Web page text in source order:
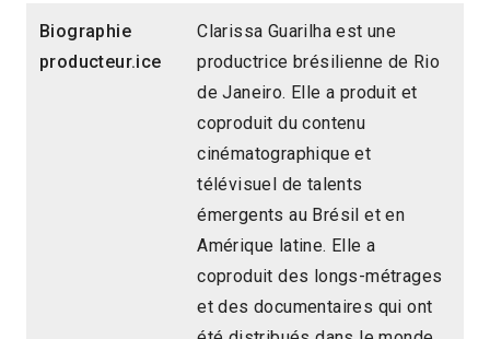
Biographie
producteur.ice
Clarissa Guarilha est une
productrice brésilienne de Rio
de Janeiro. Elle a produit et
coproduit du contenu
cinématographique et
télévisuel de talents
émergents au Brésil et en
Amérique latine. Elle a
coproduit des longs-métrages
et des documentaires qui ont